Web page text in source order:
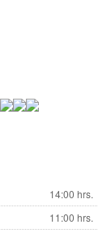
14:00 hrs.
11:00 hrs.